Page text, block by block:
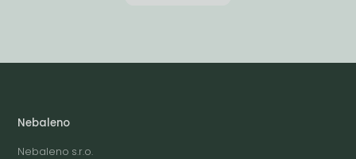
Nebaleno
Nebaleno s.r.o.